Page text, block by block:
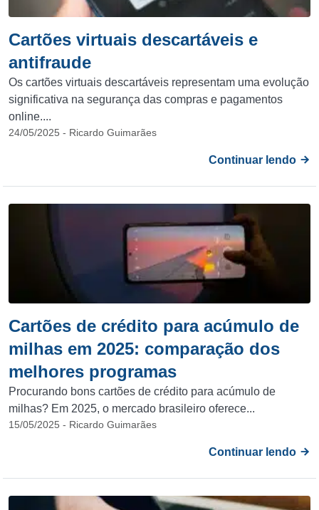
Cartões virtuais descartáveis e
antifraude
Os cartões virtuais descartáveis representam uma evolução
significativa na segurança das compras e pagamentos
online....
24/05/2025 - Ricardo Guimarães
Continuar lendo
Cartões de crédito para acúmulo de
milhas em 2025: comparação dos
melhores programas
Procurando bons cartões de crédito para acúmulo de
milhas? Em 2025, o mercado brasileiro oferece...
15/05/2025 - Ricardo Guimarães
Continuar lendo